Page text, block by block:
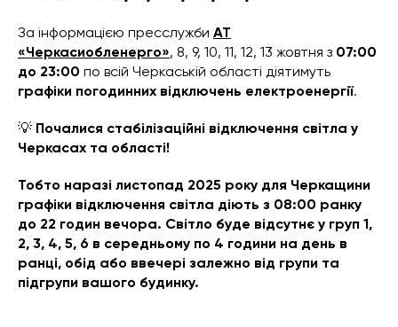
За інформацією пресслужби АТ
«Черкасиобленерго», 8, 9, 10, 11, 12, 13 жовтня з 07:00
до 23:00 по всій Черкаській області діятимуть
графіки погодинних відключень електроенергії.
💡 Почалися стабілізаційні відключення світла у
Черкасах та області!
Тобто наразі листопад 2025 року для Черкащини
графіки відключення світла діють з 08:00 ранку
до 22 годин вечора. Світло буде відсутнє у груп 1,
2, 3, 4, 5, 6 в середньому по 4 години на день в
ранці, обід або ввечері залежно від групи та
підгрупи вашого будинку.